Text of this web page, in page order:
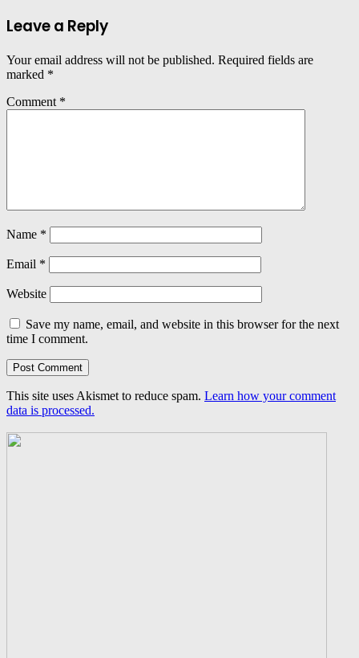
Leave a Reply
Your email address will not be published. Required fields are
marked *
Comment *
Name *
Email *
Website
Save my name, email, and website in this browser for the next
time I comment.
This site uses Akismet to reduce spam. Learn how your comment
data is processed.